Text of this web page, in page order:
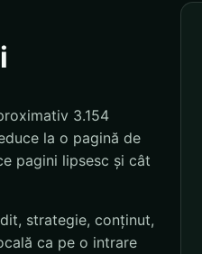
3.154
la o pagină de
pagini lipsesc și cât
strategie, conținut,
ca pe o intrare